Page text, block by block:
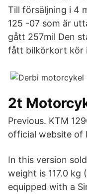
Till försäljning i 4
125 -07 som är
gått 257mil Den
fått bilkörkort kör
2t
Previous. KTM
official website of
In this version
weight is 117.0 kg
equipped with a